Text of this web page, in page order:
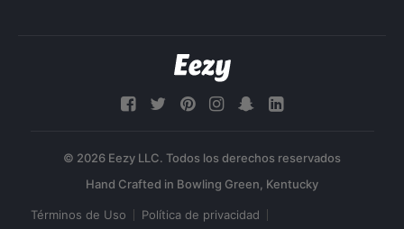
© 2026 Eezy LLC. Todos los derechos reservados
Términos de Uso Política de privacidad